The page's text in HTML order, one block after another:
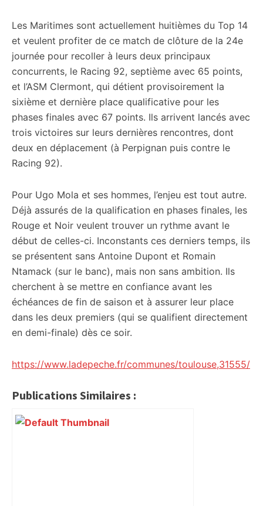
Les Maritimes sont actuellement huitièmes du Top 14
et veulent profiter de ce match de clôture de la 24e
journée pour recoller à leurs deux principaux
concurrents, le Racing 92, septième avec 65 points,
et l’ASM Clermont, qui détient provisoirement la
sixième et dernière place qualificative pour les
phases finales avec 67 points. Ils arrivent lancés avec
trois victoires sur leurs dernières rencontres, dont
deux en déplacement (à Perpignan puis contre le
Racing 92).
Pour Ugo Mola et ses hommes, l’enjeu est tout autre.
Déjà assurés de la qualification en phases finales, les
Rouge et Noir veulent trouver un rythme avant le
début de celles-ci. Inconstants ces derniers temps, ils
se présentent sans Antoine Dupont et Romain
Ntamack (sur le banc), mais non sans ambition. Ils
cherchent à se mettre en confiance avant les
échéances de fin de saison et à assurer leur place
dans les deux premiers (qui se qualifient directement
en demi-finale) dès ce soir.
https://www.ladepeche.fr/communes/toulouse,31555/
Publications Similaires :